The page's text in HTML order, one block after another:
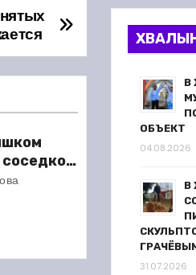
соседкой
В
ОБЪЕКТ
04.08.2026
В
31.07.2026